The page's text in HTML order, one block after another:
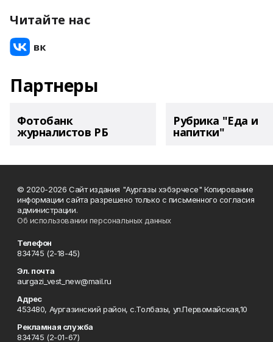
Читайте нас
Партнеры
Фотобанк
журналистов РБ
Рубрика "Еда и
напитки"
© 2020-2026 Сайт издания "Аургазы хэбэрчесе" Копирование
информации сайта разрешено только с письменного согласия
администрации.
Об использовании персональных данных
Телефон
834745 (2-18-45)
Эл. почта
aurgazi_vest_new@mail.ru
Адрес
453480, Аургазинский район, с.Толбазы, ул.Первомайская,10
Рекламная служба
834745 (2-01-67)